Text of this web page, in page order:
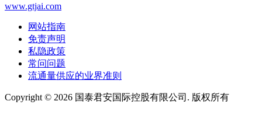
www.gtjai.com
网站指南
免责声明
私隐政策
常问问题
流通量供应的业界准则
Copyright © 2026 国泰君安国际控股有限公司. 版权所有